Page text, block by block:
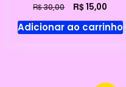
R$30,00
preço
original
R$15,00
preço
atual
Adicionar ao carrinho